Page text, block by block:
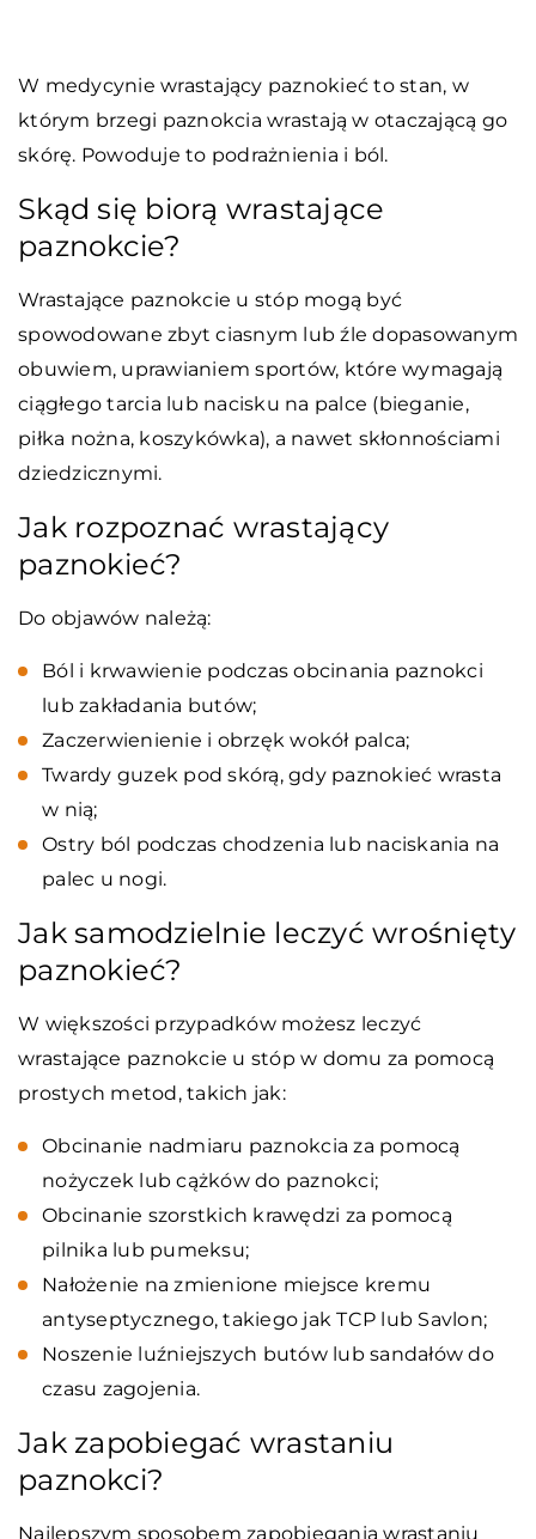
W medycynie wrastający paznokieć to stan, w
którym brzegi paznokcia wrastają w otaczającą go
skórę. Powoduje to podrażnienia i ból.
Skąd się biorą wrastające
paznokcie?
Wrastające paznokcie u stóp mogą być
spowodowane zbyt ciasnym lub źle dopasowanym
obuwiem, uprawianiem sportów, które wymagają
ciągłego tarcia lub nacisku na palce (bieganie,
piłka nożna, koszykówka), a nawet skłonnościami
dziedzicznymi.
Jak rozpoznać wrastający
paznokieć?
Do objawów należą:
Ból i krwawienie podczas obcinania paznokci
lub zakładania butów;
Zaczerwienienie i obrzęk wokół palca;
Twardy guzek pod skórą, gdy paznokieć wrasta
w nią;
Ostry ból podczas chodzenia lub naciskania na
palec u nogi.
Jak samodzielnie leczyć wrośnięty
paznokieć?
W większości przypadków możesz leczyć
wrastające paznokcie u stóp w domu za pomocą
prostych metod, takich jak:
Obcinanie nadmiaru paznokcia za pomocą
nożyczek lub cążków do paznokci;
Obcinanie szorstkich krawędzi za pomocą
pilnika lub pumeksu;
Nałożenie na zmienione miejsce kremu
antyseptycznego, takiego jak TCP lub Savlon;
Noszenie luźniejszych butów lub sandałów do
czasu zagojenia.
Jak zapobiegać wrastaniu
paznokci?
Najlepszym sposobem zapobiegania wrastaniu